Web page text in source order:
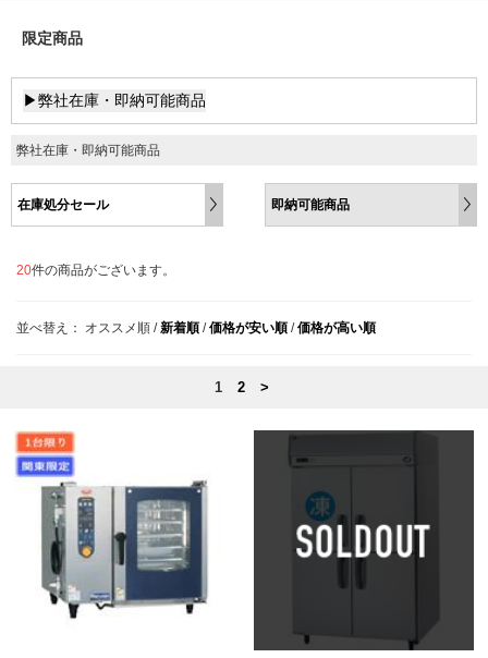
限定商品
▶弊社在庫・即納可能商品
弊社在庫・即納可能商品
在庫処分セール 即納可能商品
20件の商品がございます。
並べ替え： オススメ順 /新着順 /価格が安い順 /価格が高い順
1 2 >